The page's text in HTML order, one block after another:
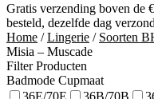
Gratis verzending boven de
besteld, dezelfde dag
Home /Lingerie / Soorten
Misia – Muscade
Filter Producten
Badmode Cupmaat
36E/70E
36B/70B